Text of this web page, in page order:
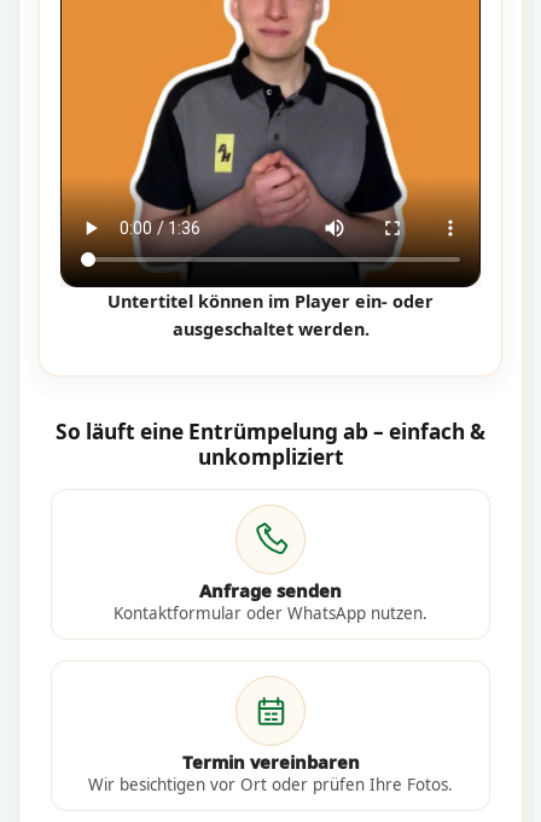
Untertitel können im Player ein- oder
ausgeschaltet werden.
So läuft eine Entrümpelung ab – einfach &
unkompliziert
Anfrage senden
Kontaktformular oder WhatsApp nutzen.
Termin vereinbaren
Wir besichtigen vor Ort oder prüfen Ihre Fotos.